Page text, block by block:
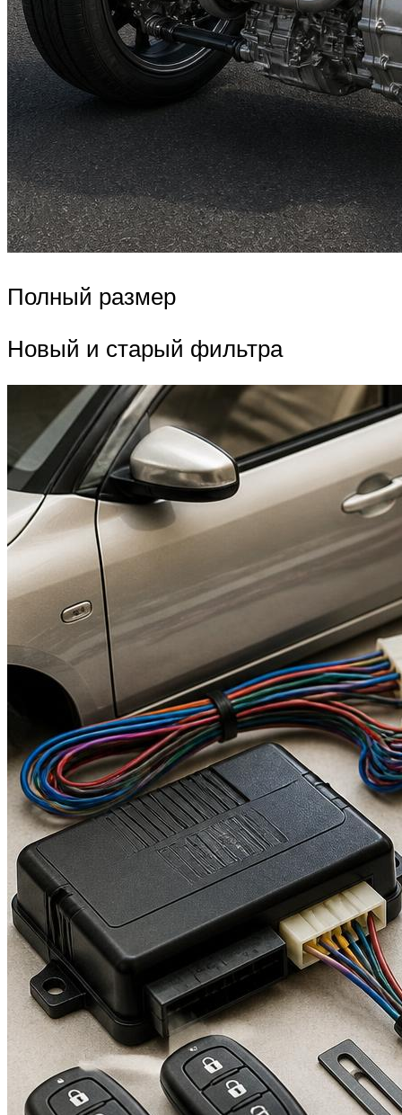
Полный размер
Новый и старый фильтра